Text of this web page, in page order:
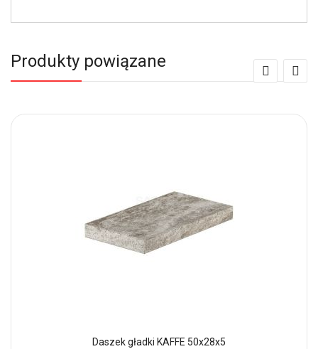
Produkty powiązane
Daszek gładki KAFFE 50x28x5